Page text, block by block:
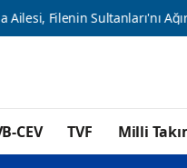
Sultanları'nı Ağırladı
CEV TVF Milli